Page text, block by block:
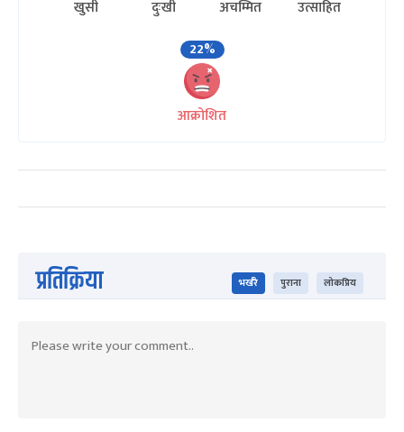
खुसी दुःखी अचम्मित
उत्साहित
22%
आक्रोशित
प्रतिक्रिया भर्खरै पुराना लोकप्रिय